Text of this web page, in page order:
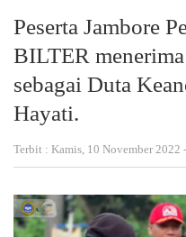
Peserta Jambore
BILTER
sebagai Duta
Hayati.
Terbit : Kamis, 10 November 2022